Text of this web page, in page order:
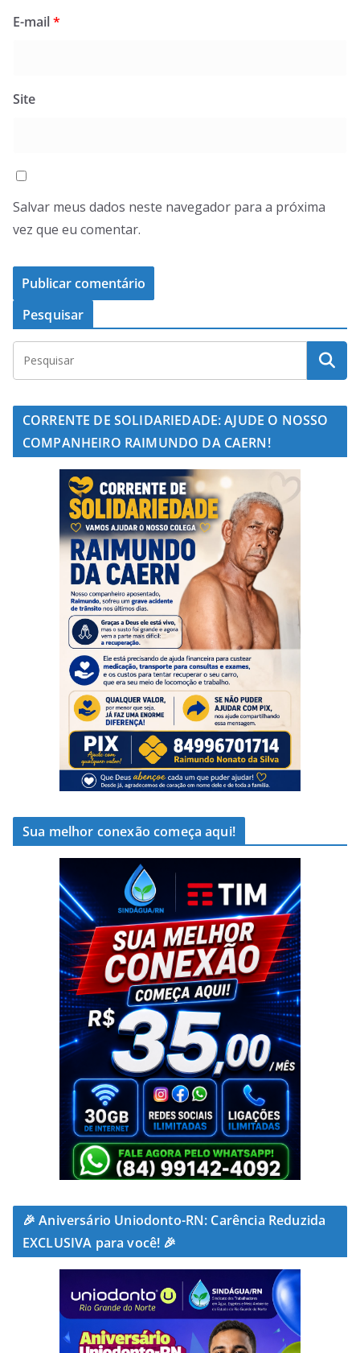
E-mail*
Site
Salvar meus dados neste navegador para a próxima
vez que eu comentar.
Pesquisar
CORRENTE DE SOLIDARIEDADE: AJUDE O NOSSO
COMPANHEIRO RAIMUNDO DA CAERN!
Sua melhor conexão começa aqui!
🎉 Aniversário Uniodonto-RN: Carência Reduzida
EXCLUSIVA para você! 🎉